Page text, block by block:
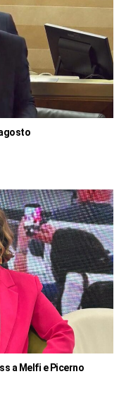
a Melfi e Picerno